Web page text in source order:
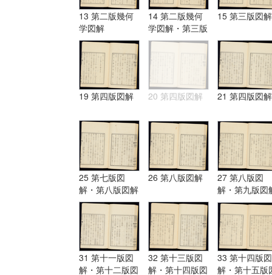
13 第二版幾何
学図解
14 第二版幾何
学図解・第三版
図解
15 第三版図解
19 第四版図解 20 第四版図解 21 第四版図解
25 第七版図
解・第八版図解
26 第八版図解
27 第八版図
解・第九版図
31 第十一版図
解・第十二版図
32 第十三版図
解・第十四版図
33 第十四版図
解・第十五版